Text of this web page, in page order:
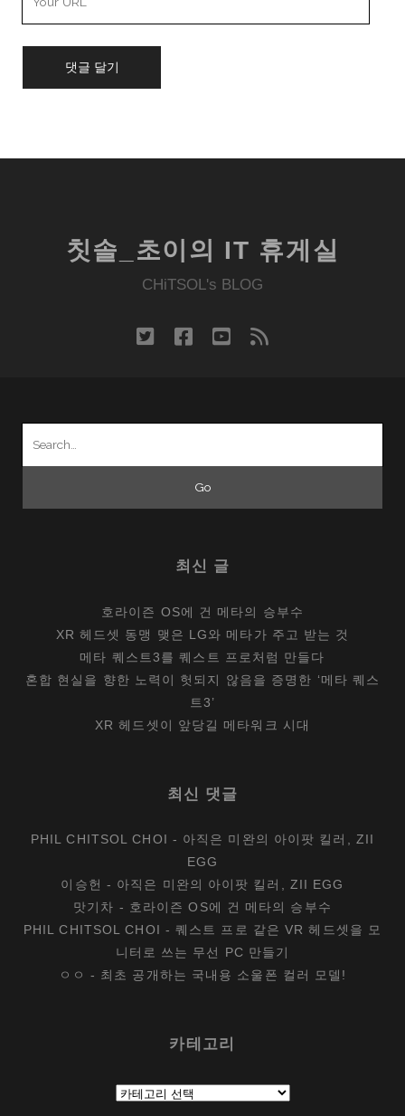
칫솔_초이의 IT 휴게실
CHiTSOL's BLOG
twitterfacebook
youtube
rss
최신 글
호라이즌 OS에 건 메타의 승부수
XR 헤드셋 동맹 맺은 LG와 메타가 주고 받는 것
메타 퀘스트3를 퀘스트 프로처럼 만들다
혼합 현실을 향한 노력이 헛되지 않음을 증명한 ‘메타 퀘스
트3’
XR 헤드셋이 앞당길 메타워크 시대
최신 댓글
PHIL CHITSOL CHOI - 아직은 미완의 아이팟 킬러, ZII
EGG
이승헌 - 아직은 미완의 아이팟 킬러, ZII EGG
맛기차 - 호라이즌 OS에 건 메타의 승부수
PHIL CHITSOL CHOI -퀘스트 프로 같은 VR 헤드셋을 모
니터로 쓰는 무선 PC 만들기
ㅇㅇ - 최초 공개하는 국내용 소울폰 컬러 모델!
카테고리
테